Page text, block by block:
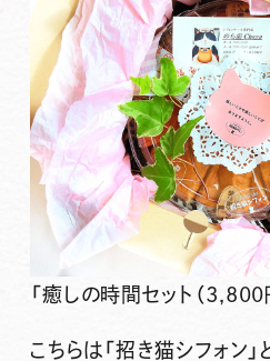
「癒しの時間セット（3,800
こちらは 「招き猫シフォン